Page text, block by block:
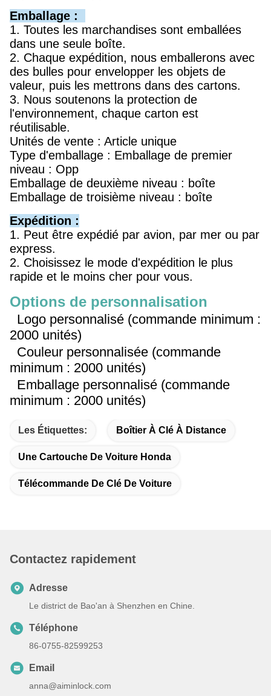
Emballage :
1. Toutes les marchandises sont emballées
dans une seule boîte.
2. Chaque expédition, nous emballerons avec
des bulles pour envelopper les objets de
valeur, puis les mettrons dans des cartons.
3. Nous soutenons la protection de
l'environnement, chaque carton est
réutilisable.
Unités de vente : Article unique
Type d'emballage : Emballage de premier
niveau : Opp
Emballage de deuxième niveau : boîte
Emballage de troisième niveau : boîte
Expédition :
1. Peut être expédié par avion, par mer ou par
express.
2. Choisissez le mode d'expédition le plus
rapide et le moins cher pour vous.
Options de personnalisation
Logo personnalisé (commande minimum :
2000 unités)
Couleur personnalisée (commande
minimum : 2000 unités)
Emballage personnalisé (commande
minimum : 2000 unités)
Les Étiquettes: Boîtier À Clé À Distance
Une Cartouche De Voiture Honda
Télécommande De Clé De Voiture
Contactez rapidement
Adresse
Le district de Bao'an à Shenzhen en Chine.
Téléphone
86-0755-82599253
Email
anna@aiminlock.com